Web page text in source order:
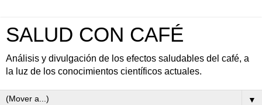
SALUD CON CAFÉ
Análisis y divulgación de los efectos saludables del café, a
la luz de los conocimientos científicos actuales.
▼